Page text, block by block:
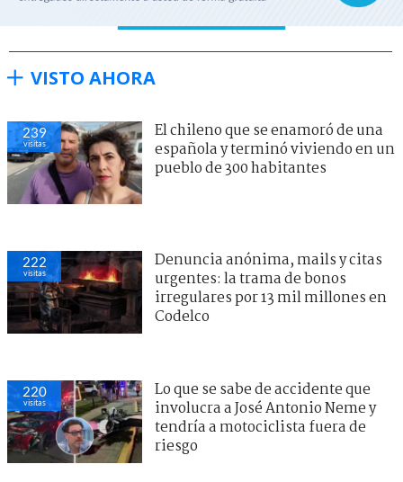
VISTO AHORA
239
visitas
El chileno que se enamoró de una
española y terminó viviendo en un
pueblo de 300 habitantes
222
visitas
Denuncia anónima, mails y citas
urgentes: la trama de bonos
irregulares por 13 mil millones en
Codelco
220
visitas
Lo que se sabe de accidente que
involucra a José Antonio Neme y
tendría a motociclista fuera de
riesgo